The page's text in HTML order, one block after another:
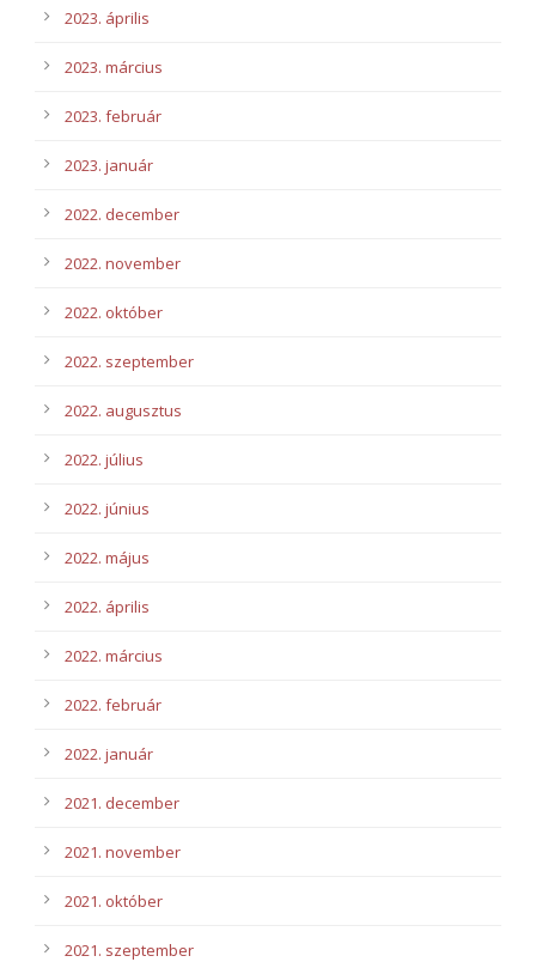
2023. április
2023. március
2023. február
2023. január
2022. december
2022. november
2022. október
2022. szeptember
2022. augusztus
2022. július
2022. június
2022. május
2022. április
2022. március
2022. február
2022. január
2021. december
2021. november
2021. október
2021. szeptember